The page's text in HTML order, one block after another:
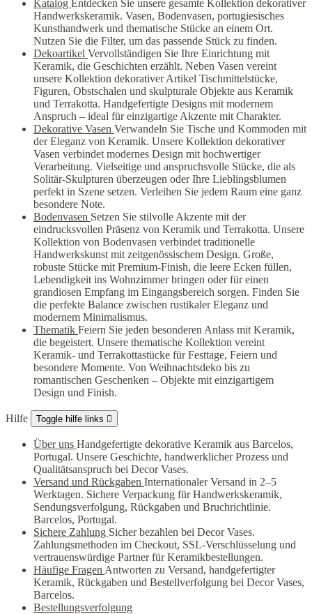
Katalog Entdecken Sie unsere gesamte Kollektion dekorativer
Handwerkskeramik. Vasen, Bodenvasen, portugiesisches
Kunsthandwerk und thematische Stücke an einem Ort.
Nutzen Sie die Filter, um das passende Stück zu finden.
Dekoartikel Vervollständigen Sie Ihre Einrichtung mit
Keramik, die Geschichten erzählt. Neben Vasen vereint
unsere Kollektion dekorativer Artikel Tischmittelstücke,
Figuren, Obstschalen und skulpturale Objekte aus Keramik
und Terrakotta. Handgefertigte Designs mit modernem
Anspruch – ideal für einzigartige Akzente mit Charakter.
Dekorative Vasen Verwandeln Sie Tische und Kommoden mit
der Eleganz von Keramik. Unsere Kollektion dekorativer
Vasen verbindet modernes Design mit hochwertiger
Verarbeitung. Vielseitige und anspruchsvolle Stücke, die als
Solitär-Skulpturen überzeugen oder Ihre Lieblingsblumen
perfekt in Szene setzen. Verleihen Sie jedem Raum eine ganz
besondere Note.
Bodenvasen Setzen Sie stilvolle Akzente mit der
eindrucksvollen Präsenz von Keramik und Terrakotta. Unsere
Kollektion von Bodenvasen verbindet traditionelle
Handwerkskunst mit zeitgenössischem Design. Große,
robuste Stücke mit Premium-Finish, die leere Ecken füllen,
Lebendigkeit ins Wohnzimmer bringen oder für einen
grandiosen Empfang im Eingangsbereich sorgen. Finden Sie
die perfekte Balance zwischen rustikaler Eleganz und
modernem Minimalismus.
Thematik Feiern Sie jeden besonderen Anlass mit Keramik,
die begeistert. Unsere thematische Kollektion vereint
Keramik- und Terrakottastücke für Festtage, Feiern und
besondere Momente. Von Weihnachtsdeko bis zu
romantischen Geschenken – Objekte mit einzigartigem
Design und Finish.
Hilfe Toggle hilfe links 
Über uns Handgefertigte dekorative Keramik aus Barcelos,
Portugal. Unsere Geschichte, handwerklicher Prozess und
Qualitätsanspruch bei Decor Vases.
Versand und Rückgaben Internationaler Versand in 2–5
Werktagen. Sichere Verpackung für Handwerkskeramik,
Sendungsverfolgung, Rückgaben und Bruchrichtlinie.
Barcelos, Portugal.
Sichere Zahlung Sicher bezahlen bei Decor Vases.
Zahlungsmethoden im Checkout, SSL-Verschlüsselung und
vertrauenswürdige Partner für Keramikbestellungen.
Häufige Fragen Antworten zu Versand, handgefertigter
Keramik, Rückgaben und Bestellverfolgung bei Decor Vases,
Barcelos.
Bestellungsverfolgung